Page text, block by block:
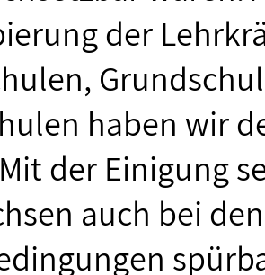
der
haben wir
der Einigung
auch bei